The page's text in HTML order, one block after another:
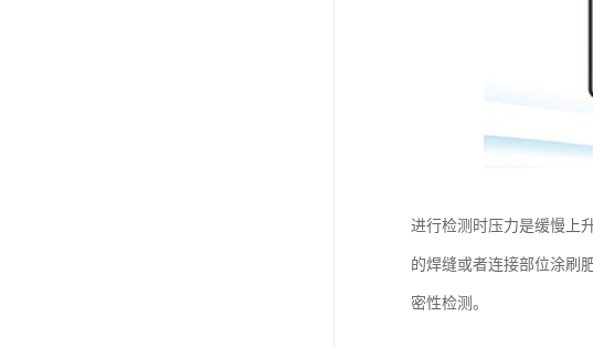
进行检测时压力是缓慢上
的焊缝或者连接部位涂刷
密性检测。